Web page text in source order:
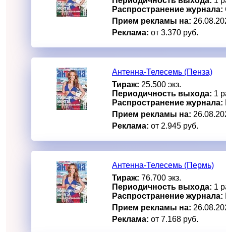
Распространение журнала:
Прием рекламы на:
Реклама: от 3.370 руб.
Антенна-Телесемь (Пенза)
Тираж: 25.500 экз.
Периодичность выхода: 1
Распространение журнала:
Прием рекламы на:
Реклама: от 2.945 руб.
Антенна-Телесемь (Пермь)
Тираж: 76.700 экз.
Периодичность выхода: 1
Распространение журнала:
Прием рекламы на:
Реклама: от 7.168 руб.